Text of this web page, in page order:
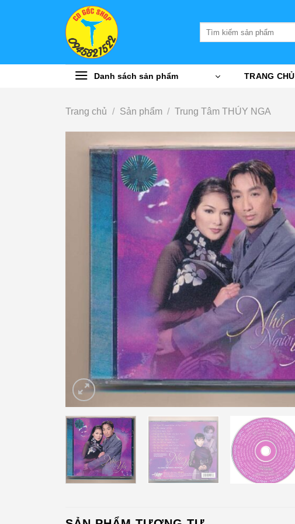
Danh sách sản phẩm TRANG CHỦ
Trang chủ / Sản phẩm / Trung Tâm THÚY NGA